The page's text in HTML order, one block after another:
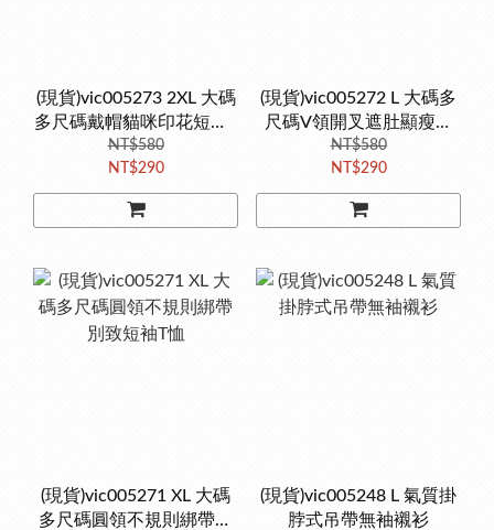
(現貨)vic005273 2XL 大碼
多尺碼戴帽貓咪印花短袖T
恤
NT$580
NT$290
(現貨)vic005272 L 大碼多
尺碼V領開叉遮肚顯瘦短
袖T恤
NT$580
NT$290
(現貨)vic005271 XL 大碼
多尺碼圓領不規則綁帶別
(現貨)vic005248 L 氣質掛
脖式吊帶無袖襯衫